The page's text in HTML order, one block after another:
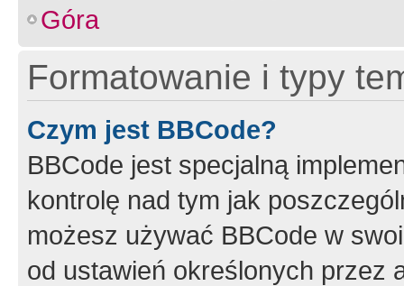
Góra
Formatowanie i typy
Czym jest BBCode?
BBCode jest specjalną
kontrolę nad tym jak
możesz używać BBCode w
od ustawień określonych przez